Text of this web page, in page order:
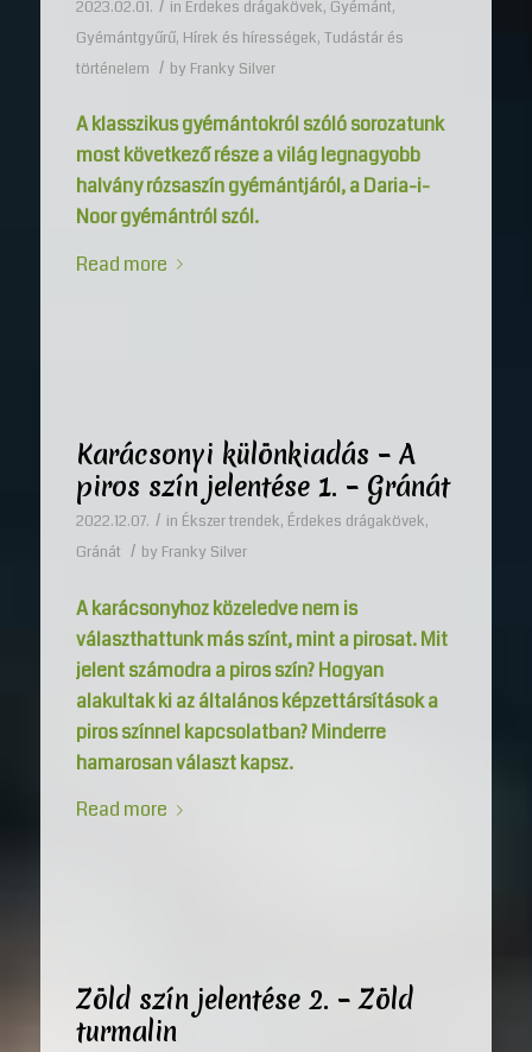
2023.02.01. / in Érdekes drágakövek, Gyémánt,
Gyémántgyűrű, Hírek és hírességek, Tudástár és
történelem / by Franky Silver
A klasszikus gyémántokról szóló sorozatunk
most következő része a világ legnagyobb
halvány rózsaszín gyémántjáról, a Daria-i-
Noor gyémántról szól.
Read more
Karácsonyi különkiadás – A
piros szín jelentése 1. – Gránát
2022.12.07. / in Ékszer trendek, Érdekes drágakövek,
Gránát / by Franky Silver
A karácsonyhoz közeledve nem is
választhattunk más színt, mint a pirosat. Mit
jelent számodra a piros szín? Hogyan
alakultak ki az általános képzettársítások a
piros színnel kapcsolatban? Minderre
hamarosan választ kapsz.
Read more
Zöld szín jelentése 2. – Zöld
turmalin